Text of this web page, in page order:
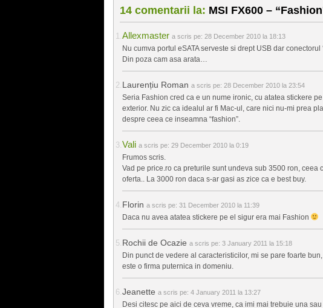
14 comentarii la: MSI FX600 –
Allexmaster a scris pe: 28 December 2010 la 18:13
Nu cumva portul eSATA serveste si drept USB dar conectorul
Din poza cam asa arata…
Laurențiu Roman a scris pe: 28 December 2010 la 23:54
Seria Fashion cred ca e un nume ironic, cu atatea stickere
exterior. Nu zic ca idealul ar fi Mac-ul, care nici nu-mi prea
despre ceea ce inseamna “fashion”.
Vali a scris pe: 29 December 2010 la 0:19
Frumos scris.
Vad pe price.ro ca preturile sunt undeva sub 3500 ron, ceea
oferta.. La 3000 ron daca s-ar gasi as zice ca e best buy.
Florin a scris pe: 31 December 2010 la 11:39
Daca nu avea atatea stickere pe el sigur era mai Fashion
Rochii de Ocazie a scris pe: 3 January 2011 la 15:18
Din punct de vedere al caracteristicilor, mi se pare foarte
este o firma puternica in domeniu.
Jeanette a scris pe: 4 January 2011 la 13:27
Desi citesc pe aici de ceva vreme, ca imi mai trebuie una